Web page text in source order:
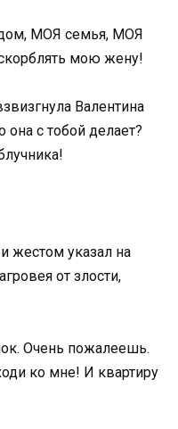
МОЯ семья, МОЯ
мою жену!
Валентина
с тобой делает?
жестом указал на
от злости,
Очень пожалеешь.
ко мне! И квартиру